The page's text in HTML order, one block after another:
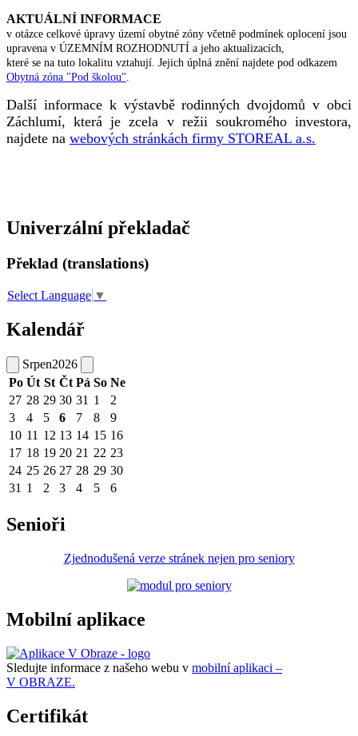
AKTUÁLNÍ INFORMACE
v otázce celkové úpravy území obytné zóny včetně podmínek oplocení jsou
upravena v ÚZEMNÍM ROZHODNUTÍ a jeho aktualizacích,
které se na tuto lokalitu vztahují. Jejich úplná znění najdete pod odkazem
Obytná zóna "Pod školou".
Další informace k výstavbě rodinných dvojdomů v obci
Záchlumí, která je zcela v režii soukromého investora,
najdete na webových stránkách firmy STOREAL a.s.
Univerzální překladač
Překlad (translations)
Select Language ▼
Kalendář
Srpen2026
Po Út St Čt Pá So Ne
27 28 29 30 31 1
2
3
4 5 6 7 8
9
10 11 12 13 14 15 16
17 18 19 20 21 22 23
24 25 26 27 28 29 30
31 1 2 3 4 5 6
Senioři
Zjednodušená verze stránek nejen pro seniory
Mobilní aplikace
Sledujte informace z našeho webu v mobilní aplikaci –
V OBRAZE.
Certifikát